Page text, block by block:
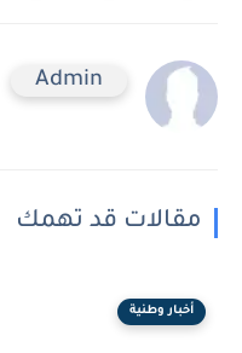
Admin
مقالات قد تهمك
أخبار وطنية